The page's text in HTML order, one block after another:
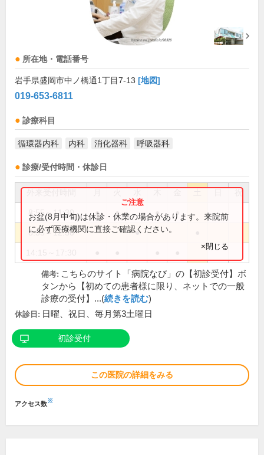
所在地・電話番号
岩手県盛岡市中ノ橋通1丁目7-13 [地図]
019-653-6811
診療科目
循環器内科 内科 消化器科 呼吸器科
診療/受付時間・休診日
祝
8:55～11:30 ● ● ● ●
8:55～12:30 ●
お盆(8月中旬)は休診・休業の場合があります。来院前
に必ず医療機関に直接ご確認ください。
×閉じる
備考: こちらのサイト「病院なび」の【初診受付】ボ
タンから【初めての患者様に限り、ネットでの一般
診療の受付】...(続きを読む)
休診日: 日曜、祝日、毎月第3土曜日
初診受付
この医院の詳細をみる
アクセス数※